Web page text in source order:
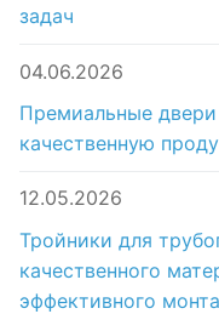
задач
04.06.2026
Премиальные
качественную
12.05.2026
Тройники для
качественного
эффективного